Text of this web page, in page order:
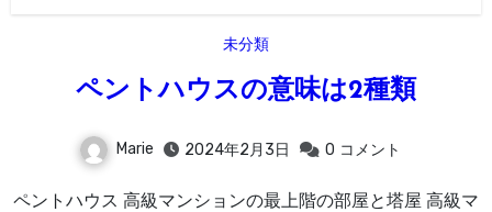
未分類
ペントハウスの意味は2種類
Marie 2024年2月3日 0 コメント
ペントハウス 高級マンションの最上階の部屋と塔屋 高級マ